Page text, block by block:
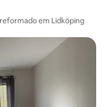
em Lidköping